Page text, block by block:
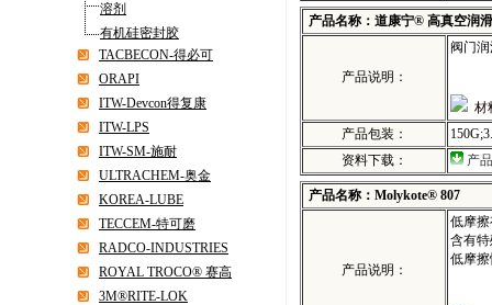
溶剂
有机硅密封胶
TACBECON-得必可
ORAPI
ITW-Devcon得复康
ITW-LPS
ITW-SM-施耐
ULTRACHEM-奥金
KOREA-LUBE
TECCEM-特可磨
RADCO-INDUSTRIES
ROYAL TROCO® 赛高
3M®RITE-LOK
产品名称：道康宁® 高真空润
产品说明：
阀门
材
产品包装：
资料下载：
产
产品名称：Molykote® 807
产品说明：
低摩
含有
低摩